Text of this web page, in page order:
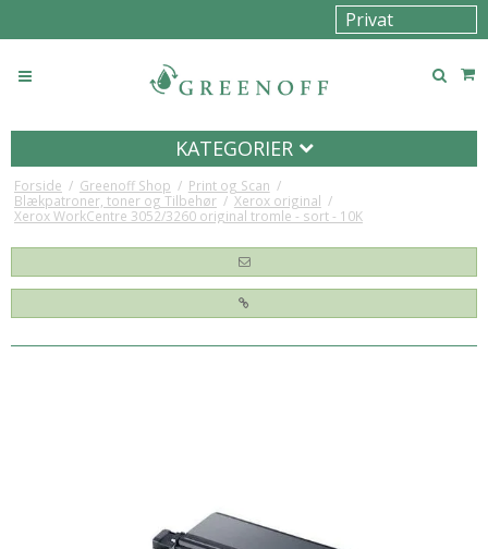
KATEGORIER
Forside / Greenoff Shop / Print og Scan /
Blækpatroner, toner og Tilbehør / Xerox original /
Xerox WorkCentre 3052/3260 original tromle - sort - 10K